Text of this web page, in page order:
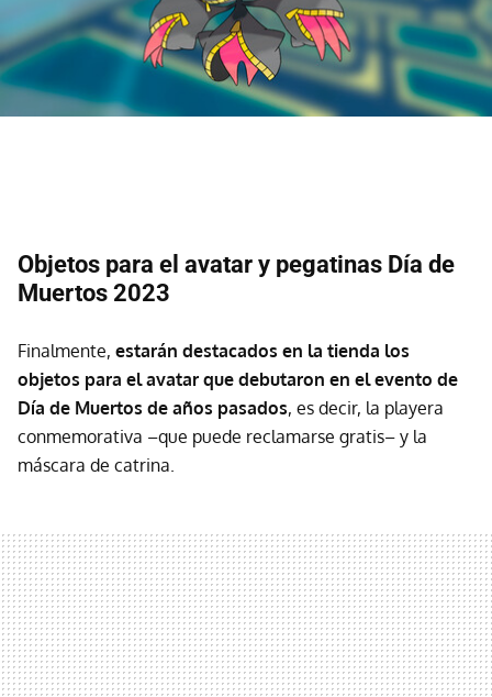
Objetos para el avatar y pegatinas Día de
Muertos 2023
Finalmente, estarán destacados en la tienda los
objetos para el avatar que debutaron en el evento de
Día de Muertos de años pasados, es decir, la playera
conmemorativa –que puede reclamarse gratis– y la
máscara de catrina.